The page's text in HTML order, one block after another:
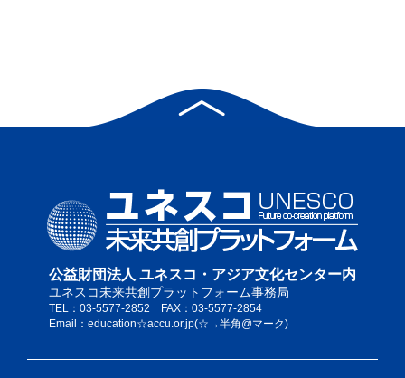
公益財団法人 ユネスコ・アジア文化センター内
ユネスコ未来共創プラットフォーム事務局
TEL：03-5577-2852 FAX：03-5577-2854
Email：education☆accu.or.jp(☆→半角@マーク)